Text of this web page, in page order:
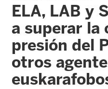
ELA, LAB y
a superar la
presión del
otros